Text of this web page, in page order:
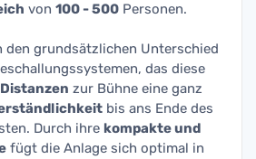
von 100 - 500 Personen.
den grundsätzlichen Unterschied
das diese
zur Bühne eine ganz
bis ans Ende des
Durch ihre kompakte und
fügt die Anlage sich optimal in